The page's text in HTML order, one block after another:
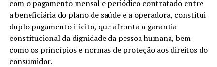
com o pagamento mensal e periódico contratado entre
a beneficiária do plano de saúde e a operadora, constitui
duplo pagamento ilícito, que afronta a garantia
constitucional da dignidade da pessoa humana, bem
como os princípios e normas de proteção aos direitos do
consumidor.